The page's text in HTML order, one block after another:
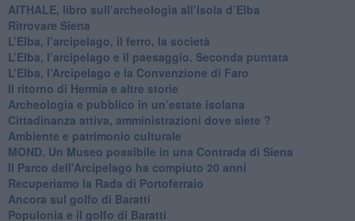
​AITHALE, libro sull’archeologia all’Isola d’Elba
Ritrovare Siena
L’Elba, l’arcipelago, il ferro, la società
​L’Elba, l’arcipelago e il paesaggio. Seconda puntata
L’Elba, l’Arcipelago e la Convenzione di Faro
Il ritorno di Hermia e altre storie
Archeologia e pubblico in un’estate isolana
Cittadinanza attiva, amministrazioni dove siete ?
Ambiente e patrimonio culturale
​MOND. Un Museo possibile in una Contrada di Siena
​Il Parco dell'Arcipelago ha compiuto 20 anni
Recuperiamo la Rada di Portoferraio
​Ancora sul golfo di Baratti
​Populonia e il golfo di Baratti